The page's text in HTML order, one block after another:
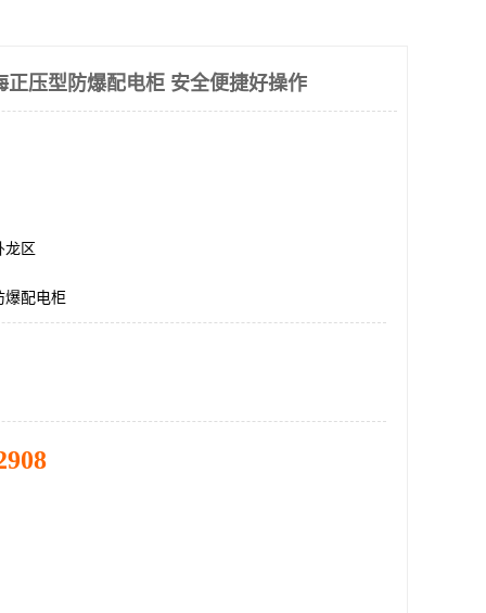
正压型防爆配电柜 安全便捷好操作
龙区
爆配电柜